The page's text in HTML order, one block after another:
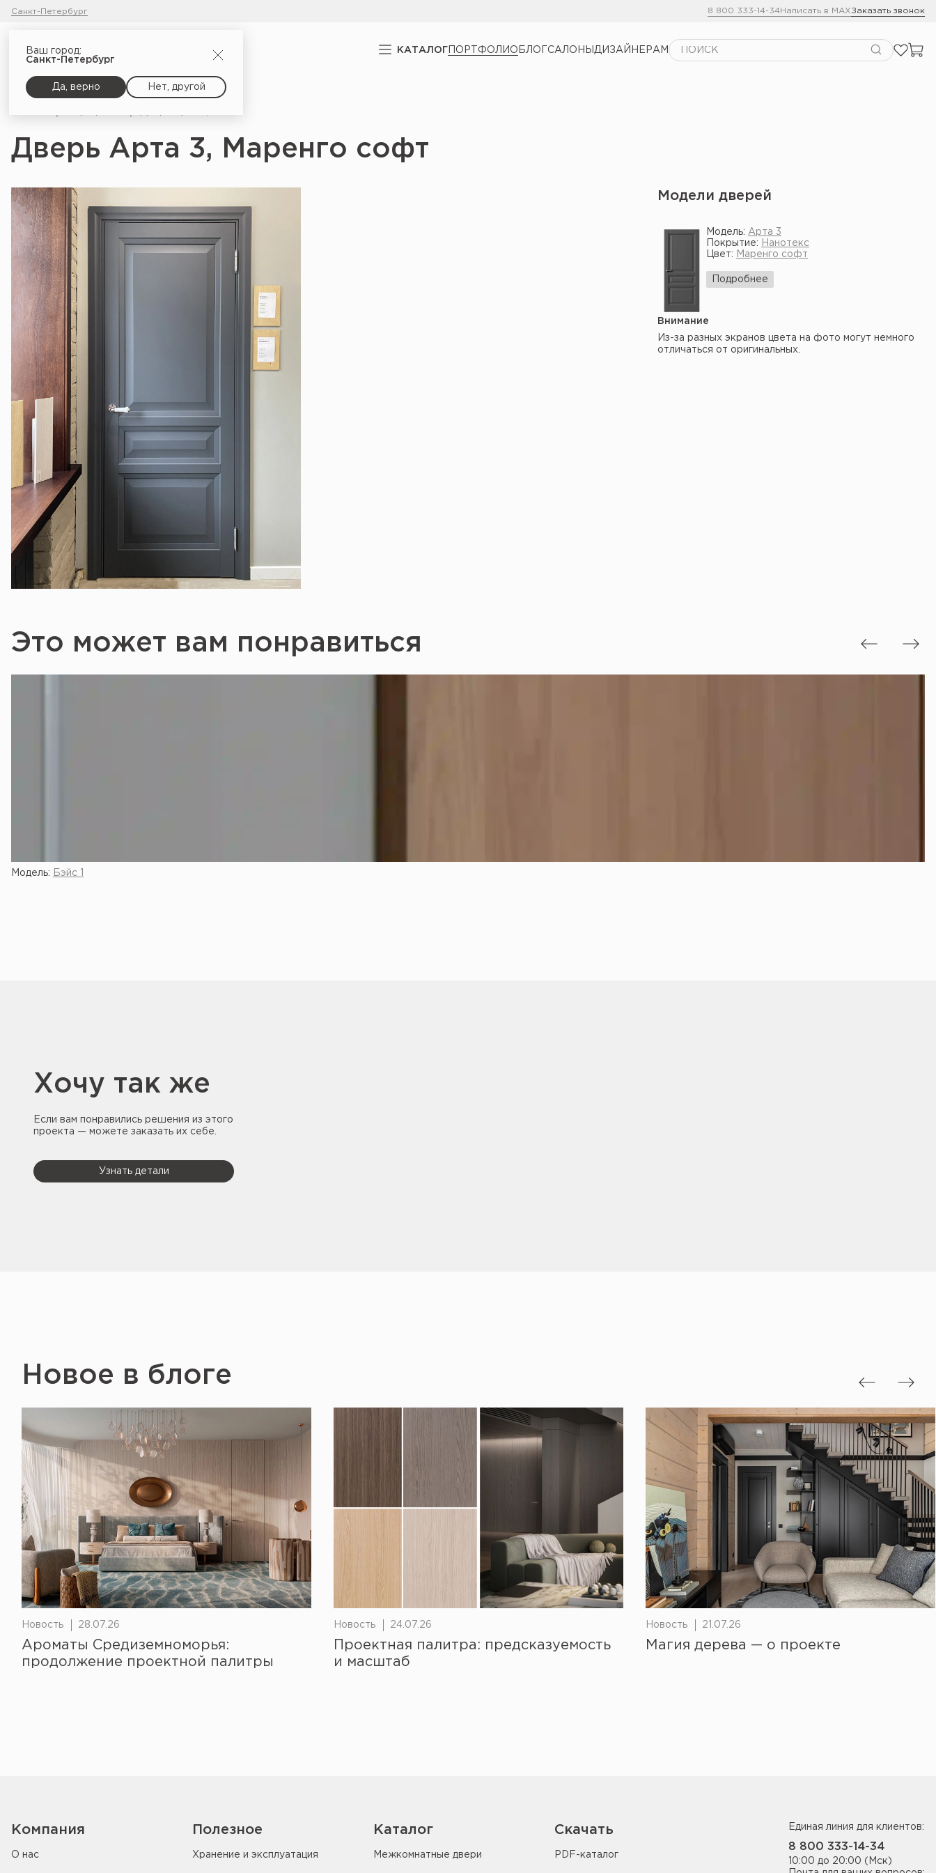
Санкт-Петербург 8 800 333-14-34Написать в MAXЗаказать звонок
КАТАЛОГ ПОРТФОЛИО БЛОГСАЛОНЫ ДИЗАЙНЕРАМ
Ваш город:
Санкт-Петербург
Да, верно Нет, другой
Дверь Арта 3, Маренго софт
Модели дверей
Модель: Арта 3
Покрытие:
Нанотекс
Цвет:
Маренго софт
Подробнее
Внимание
Из-за разных экранов цвета на фото могут немного
отличаться от оригинальных.
Это может вам понравиться
Модель: Бэйс 1
Хочу так же
Если вам понравились решения из этого
проекта — можете заказать их себе.
Узнать детали
Новое в блоге
Новость 28.07.26
Ароматы Средиземноморья:
продолжение проектной палитры
Новость 24.07.26
Проектная палитра: предсказуемость
и масштаб
Новость 21.07.26
Магия дерева — о проекте
Компания
О нас
Полезное
Хранение и эксплуатация
Каталог
Межкомнатные двери
Скачать
PDF-каталог
Единая линия для клиентов:
8 800 333-14-34
10:00 до 20:00 (Мск)